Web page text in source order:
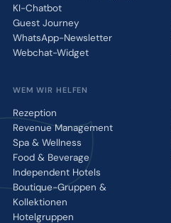
KI-Chatbot
Guest Journey
WhatsApp-Newsletter
Webchat-Widget
WEM WIR HELFEN
Rezeption
Revenue Management
Spa & Wellness
Food & Beverage
Independent Hotels
Boutique-Gruppen &
Kollektionen
Hotelgruppen